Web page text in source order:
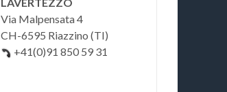
Via Malpensata 4
CH-6595 Riazzino (TI)
+41(0)91 850 59 31